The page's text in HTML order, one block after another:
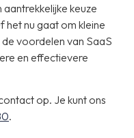
keuze
nu gaat om kleine
voordelen van SaaS
en effectievere
op. Je kunt ons
.